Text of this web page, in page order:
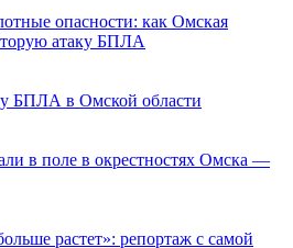
опасности: как Омская
атаку БПЛА
БПЛА в Омской области
в поле в окрестностях Омска —
растет»: репортаж с самой